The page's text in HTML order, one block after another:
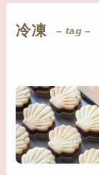
冷凍 – tag –